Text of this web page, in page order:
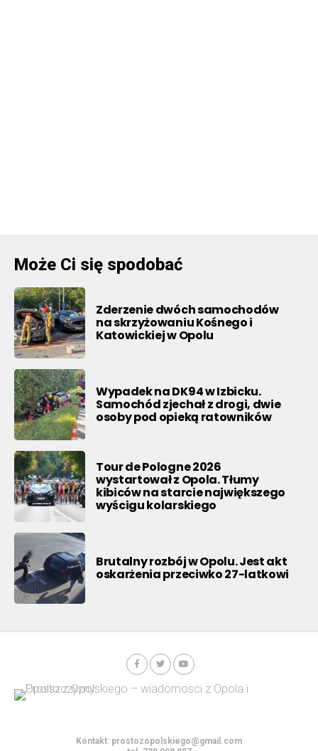
Może Ci się spodobać
Zderzenie dwóch samochodów
na skrzyżowaniu Kośnego i
Katowickiej w Opolu
Wypadek na DK94 w Izbicku.
Samochód zjechał z drogi, dwie
osoby pod opieką ratowników
Tour de Pologne 2026
wystartował z Opola. Tłumy
kibiców na starcie największego
wyścigu kolarskiego
Brutalny rozbój w Opolu. Jest akt
oskarżenia przeciwko 27-latkowi
Kontakt: prostozopolskiego@gmail.com